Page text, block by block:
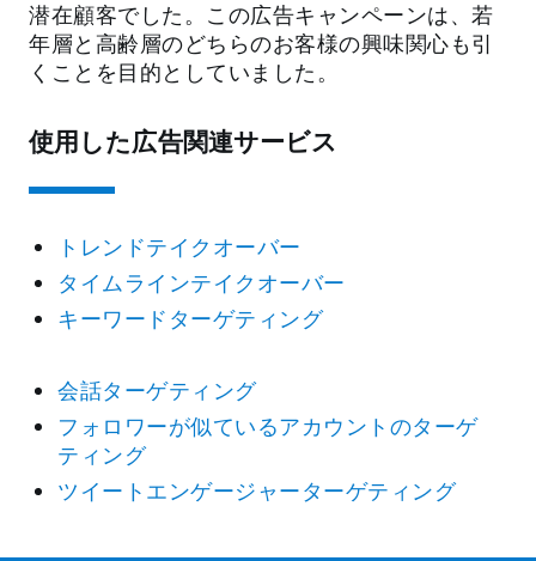
潜在顧客でした。この広告キャンペーンは、若
年層と高齢層のどちらのお客様の興味関心も引
くことを目的としていました。
使用した広告関連サービス
トレンドテイクオーバー
タイムラインテイクオーバー
キーワードターゲティング
会話ターゲティング
フォロワーが似ているアカウントのターゲ
ティング
ツイートエンゲージャーターゲティング